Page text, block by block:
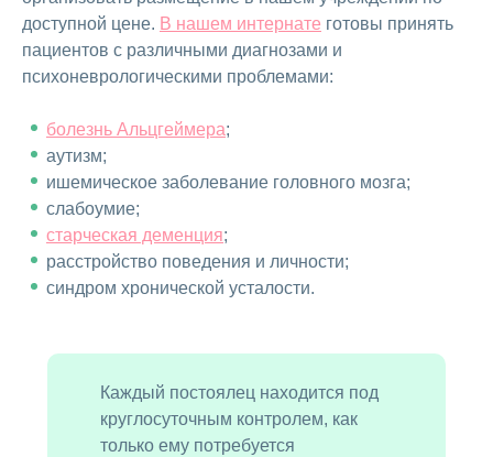
доступной цене. В нашем интернате готовы принять
пациентов с различными диагнозами и
психоневрологическими проблемами:
болезнь Альцгеймера;
аутизм;
ишемическое заболевание головного мозга;
слабоумие;
старческая деменция;
расстройство поведения и личности;
синдром хронической усталости.
Каждый постоялец находится под
круглосуточным контролем, как
только ему потребуется